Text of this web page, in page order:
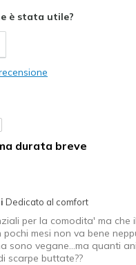
Taglia giusta
Le scarpe sono solo un
per vestirsi
è stata utile?
durata breve
Dedicato al comfort
per la comodita' ma che
mesi non va bene
sono vegane...ma quanti
scarpe buttate??